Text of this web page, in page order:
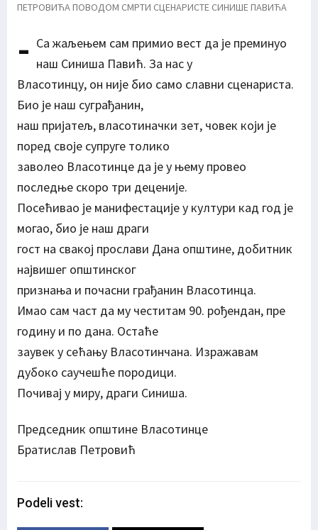
- Са жаљењем сам примио вест да је преминуо
наш Синиша Павић. За нас у
Власотинцу, он није био само славни сценариста.
Био је наш суграђанин,
наш пријатељ, власотиначки зет, човек који је
поред своје супруге толико
заволео Власотинце да је у њему провео
последње скоро три деценије.
Посећивао је манифестације у култури кад год је
могао, био је наш драги
гост на свакој прослави Дана општине, добитник
највишег општинског
признања и почасни грађанин Власотинца.
Имао сам част да му честитам 90. рођендан, пре
годину и по дана. Остаће
заувек у сећању Власотинчана. Изражавам
дубоко саучешће породици.
Почивај у миру, драги Синиша.
Председник општине Власотинце
Братислав Петровић
Podeli vest: